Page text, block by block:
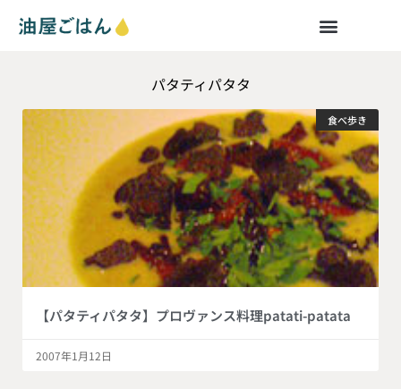
パタティパタタ
食べ歩き
【パタティパタタ】プロヴァンス料理patati-patata
2007年1月12日